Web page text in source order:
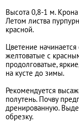
Высота 0,8-1 м. Крона
Летом листва
красной.
Цветение
желтоватые с
продолговатые,
на кусте до зимы.
Рекомендуется
полутень. Почву
дренированную.
обрезку.